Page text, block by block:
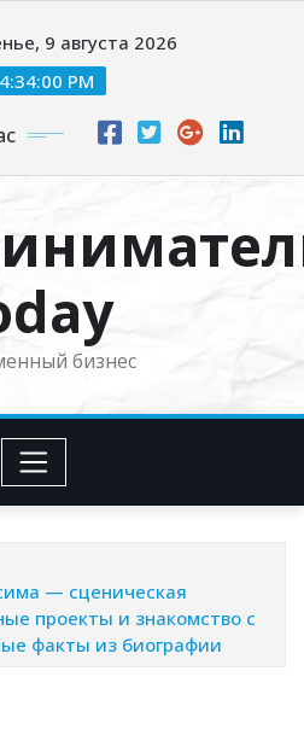
9 августа 2026
4:34:01 PM
бизнес
— сценическая
проекты и знакомство с
факты из биографии